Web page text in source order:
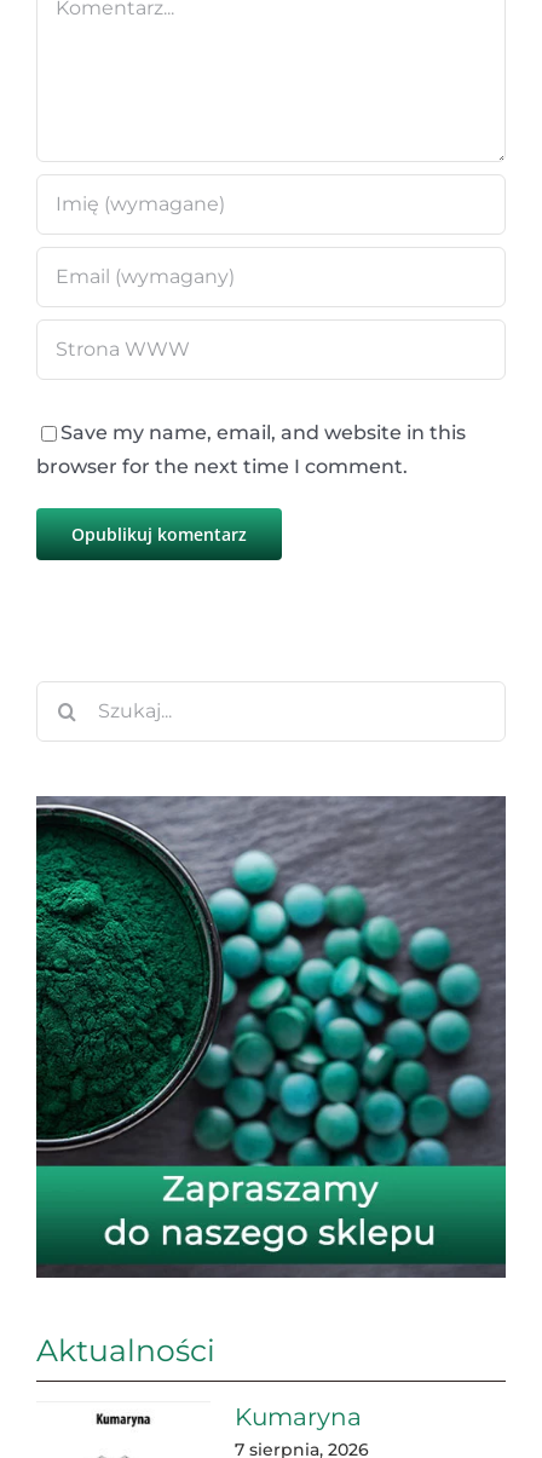
Save my name, email, and website in this
browser for the next time I comment.
Aktualności
Kumaryna
7 sierpnia, 2026